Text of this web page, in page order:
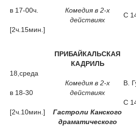
в 17-00ч.
[2ч.15мин.]
Комедия в 2-х
действиях
С
18,среда
в 18-30
[2ч.10мин.]
ПРИБАЙКАЛЬСКАЯ
КАДРИЛЬ
Комедия в 2-х
действиях
Гастроли Канского
драматического
В.
С